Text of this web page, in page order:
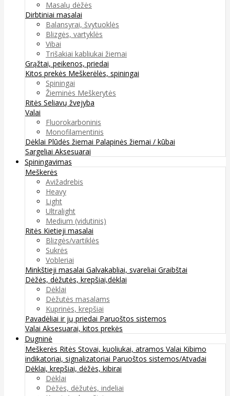
Masalų dėžės
Dirbtiniai masalai
Balansyrai, švytuoklės
Blizgės, vartyklės
Vibai
Trišakiai kabliukai žiemai
Grąžtai, peikenos, priedai
Kitos prekės Meškerėlės, spiningai
Spiningai
Žieminės Meškerytės
Ritės Seliavų žvejyba
Valai
Fluorokarboninis
Monofilamentinis
Dėklai Plūdės žiemai Palapinės žiemai / kūbai
Sargeliai Aksesuarai
Spiningavimas
Meškerės
Avižadrebis
Heavy
Light
Ultralight
Medium (vidutinis)
Ritės Kietieji masalai
Blizgės/vartiklės
Sukrės
Vobleriai
Minkštieji masalai Galvakabliai, svareliai Graibštai
Dėžės, dėžutės, krepšiai,dėklai
Dėklai
Dėžutės masalams
Kuprinės, krepšiai
Pavadėliai ir jų priedai Paruoštos sistemos
Valai Aksesuarai, kitos prekės
Dugninė
Meškerės Ritės Stovai, kuoliukai, atramos Valai Kibimo
indikatoriai, signalizatoriai Paruoštos sistemos/Atvadai
Dėklai, krepšiai, dėžės, kibirai
Dėklai
Dėžės, dėžutės, indeliai